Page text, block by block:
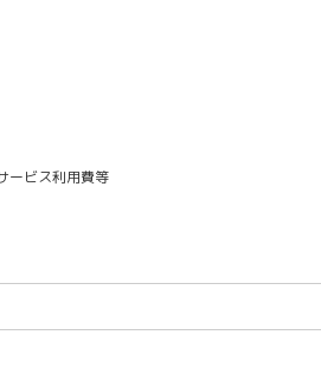
ビス利用費等